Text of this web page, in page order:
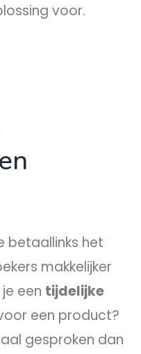
voor.
betaallinks het
makkelijker
een tijdelijke
een product?
gesproken dan